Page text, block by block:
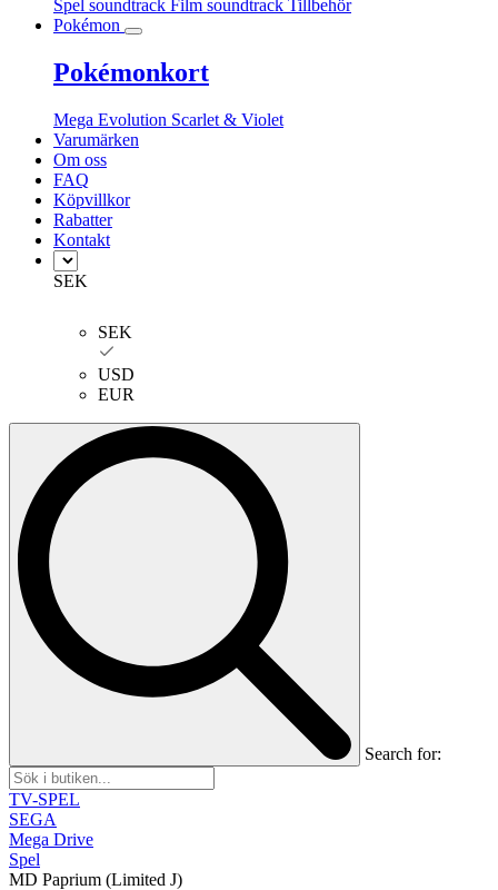
Spel soundtrack Film soundtrack Tillbehör
Pokémon
Pokémonkort
Mega Evolution Scarlet & Violet
Varumärken
Om oss
FAQ
Köpvillkor
Rabatter
Kontakt
SEK
SEK
USD
EUR
Search for:
TV-SPEL
SEGA
Mega Drive
Spel
MD Paprium (Limited J)